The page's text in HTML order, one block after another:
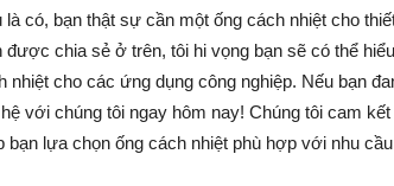
có, bạn thật sự cần một ống cách nhiệt cho
chia sẻ ở trên, tôi hi vọng bạn sẽ có thể
cho các ứng dụng công nghiệp. Nếu bạn
với chúng tôi ngay hôm nay! Chúng tôi cam
lựa chọn ống cách nhiệt phù hợp với nhu